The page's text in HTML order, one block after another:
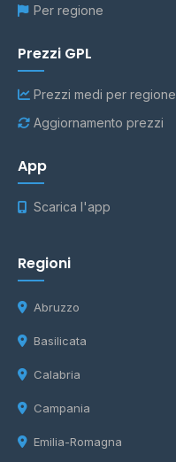
Per regione
Prezzi GPL
Prezzi medi per regione
Aggiornamento prezzi
App
Scarica l'app
Regioni
Abruzzo
Basilicata
Calabria
Campania
Emilia-Romagna